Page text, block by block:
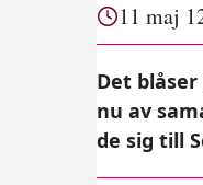
11 maj
Det
nu av
de sig till